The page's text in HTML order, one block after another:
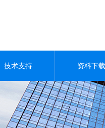
技术支持 资料下载